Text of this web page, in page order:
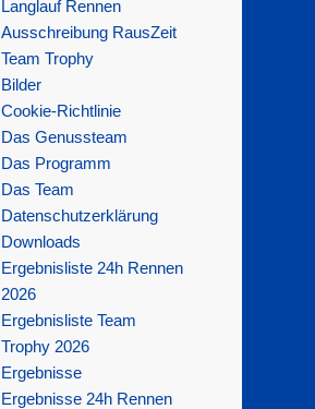
Langlauf Rennen
Ausschreibung RausZeit
Team Trophy
Bilder
Cookie-Richtlinie
Das Genussteam
Das Programm
Das Team
Datenschutzerklärung
Downloads
Ergebnisliste 24h Rennen
2026
Ergebnisliste Team
Trophy 2026
Ergebnisse
Ergebnisse 24h Rennen